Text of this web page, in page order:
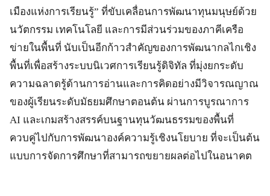
เมืองแห่งการเรียนรู้” ที่ขับเคลื่อนการพัฒนาทุนมนุษย์ด้วย
นวัตกรรม เทคโนโลยี และการมีส่วนร่วมของภาคีเครือ
ข่ายในพื้นที่ นับเป็นอีกก้าวสำคัญของการพัฒนากลไกเชิง
พื้นที่เพื่อสร้างระบบนิเวศการเรียนรู้ดิจิทัล ที่มุ่งยกระดับ
ความฉลาดรู้ด้านการอ่านและการคิดอย่างมีวิจารณญาณ
ของผู้เรียนระดับมัธยมศึกษาตอนต้น ผ่านการบูรณาการ
AI และเกมสร้างสรรค์บนฐานทุนวัฒนธรรมของพื้นที่
ควบคู่ไปกับการพัฒนาองค์ความรู้เชิงนโยบาย ที่จะเป็นต้น
แบบการจัดการศึกษาที่สามารถขยายผลต่อไปในอนาคต